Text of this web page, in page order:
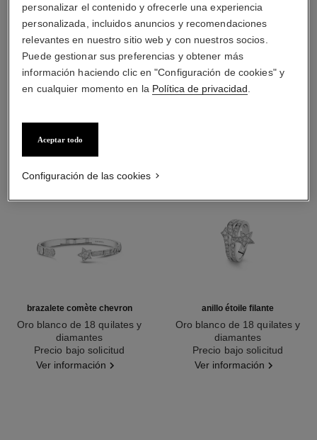
Oro blanco de 18 quilates
DESCUBRA TAMBIÉN
brazalete comète chevron
Oro blanco de 18 quilates y
diamantes
Ref. J11491
Precio bajo solicitud
Ver información
anillo étoile filante
Oro blanco de 18 quilates y
diamantes
Ref. J10812
Precio bajo solicitud
Ver información
personalizar el contenido y ofrecerle una experiencia
personalizada, incluidos anuncios y recomendaciones
relevantes en nuestro sitio web y con nuestros socios.
Puede gestionar sus preferencias y obtener más
información haciendo clic en "Configuración de cookies" y
en cualquier momento en la Política de privacidad
Aceptar todo
Configuración de las cookies